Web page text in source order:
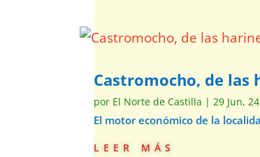
Castromocho, de las
por El Norte de Castilla | 29 Jun,
El motor económico de la
leer más